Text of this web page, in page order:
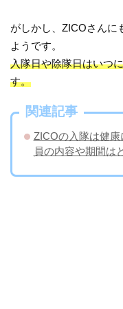
がしかし、ZICOさんに
ようです。
入隊日や除隊日はいつ
す。
関連記事
ZICOの入隊は健
員の内容や期間は